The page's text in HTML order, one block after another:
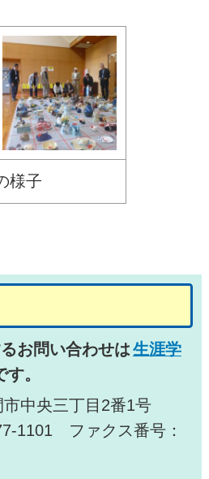
様子
お問い合わせは生涯学
す。
中央三丁目2番1号
1101 ファクス番号：